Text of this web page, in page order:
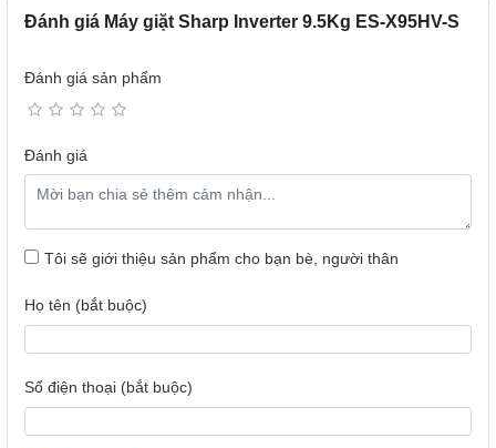
gian cho người dùng và tiện lợi hơn
đình từ 5 – 7 thành viên
Đánh giá Máy giặt Sharp Inverter 9.5Kg ES-X95HV-S
Đánh giá sản phẩm
Đánh giá
Tôi sẽ giới thiệu sản phẩm cho bạn bè, người thân
Họ tên (bắt buộc)
Số điện thoại (bắt buộc)